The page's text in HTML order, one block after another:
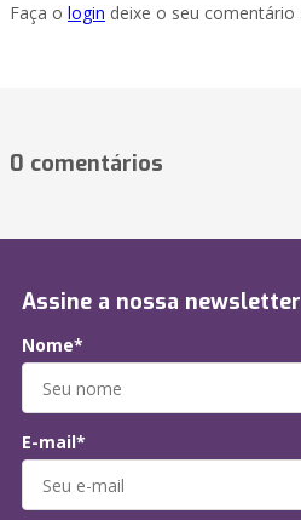
Faça o login deixe o seu comentário
0 comentários
Assine a nossa newsletter
Nome*
E-mail*